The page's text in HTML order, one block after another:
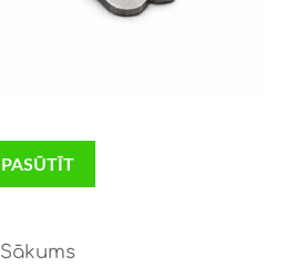
PASŪTĪT
Sākums